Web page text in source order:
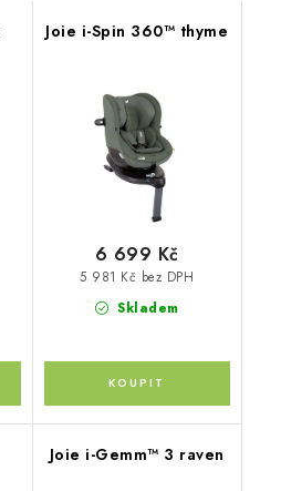
Joie i-Spin 360™ thyme
Skladem
5 981 Kč bez DPH
6 699 Kč
Joie i-Gemm™ 3 raven